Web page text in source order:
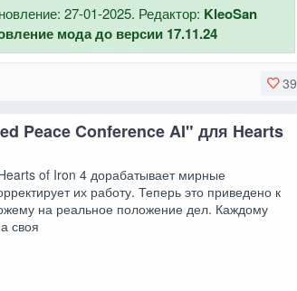
27-01-2025. Редактор: KleoSan
мода до версии 17.11.24
39
Peace Conference AI" для Hearts
of Iron 4 дорабатывает мирные
их работу. Теперь это приведено к
на реальное положение дел. Каждому
своя